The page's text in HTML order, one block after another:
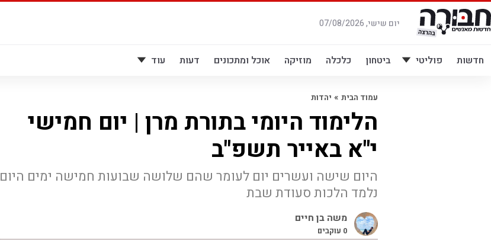
דלג
לתוכן
יום שישי, 07/08/2026
חדשות פוליטי ביטחון כלכלה מוזיקה אוכל ומתכונים דעות עוד
עמוד הבית » יהדות
הלימוד היומי בתורת מרן | יום חמישי
י"א באייר תשפ"ב
היום שישה ועשרים יום לעומר שהם שלושה שבועות חמישה ימים היום
נלמד הלכות סעודת שבת
משה בן חיים
0 עוקבים